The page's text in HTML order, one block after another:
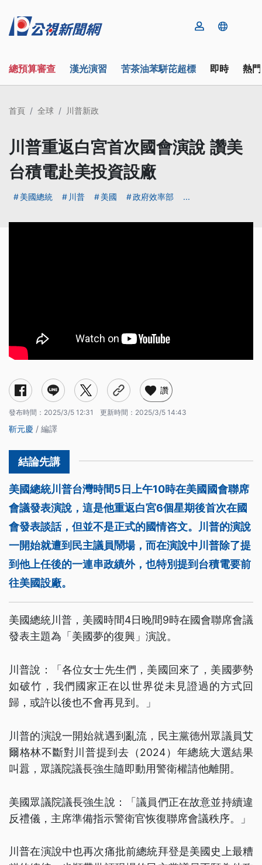
總預算審查 漢光演習 苦茶油苯駢芘超標 即時 熱
首頁 全球 川普新政
川普重返白宮首次國會演說 讚美
台積電赴美投資設廠
美國總統 川普 美國 政府效率部 ...
讚
發布時間： 2025/3/5 12:31 更新時間： 2025/3/5 14:43
靳元慶 / 編譯
美國總統川普台灣時間5日上午10時在美國國會聯席
會議發表演說，這是他重返白宮6個星期後首次在國
會發表談話，但並不是正式的國情咨文。川普的演說
一開始就遭到民主議員鬧場，而在演說中川普除了提
到他上任後的一連串政績外，也特別提到台積電要前
往美國設廠。
美國總統川普，美國時間4日晚間9時在國會聯席會議
發表主題為「美國夢的復興」演說。
川普說：「各位女士先生們，美國回來了，美國夢勢
如破竹，我們國家正在以世界從未見證過的方式回
歸，或許以後也不會再見到。」
川普的演說一開始就遇到亂流，民主黨德州眾議員艾
爾格林不斷對川普提到去（2024）年總統大選結果
叫囂，眾議院議長強生隨即動用警衛權請他離開。
美國眾議院議長強生說：「議員們正在故意並持續違
反禮儀，主席準備指示警衛官恢復聯席會議秩序。」
川普在演說中也再次痛批前總統拜登是美國史上最糟